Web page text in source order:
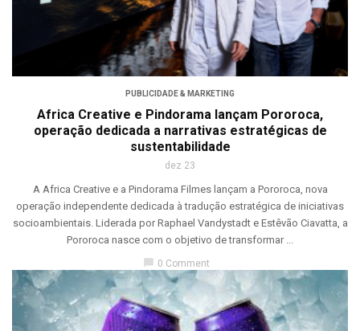
PUBLICIDADE & MARKETING
Africa Creative e Pindorama lançam Pororoca,
operação dedicada a narrativas estratégicas de
sustentabilidade
dez 23
A Africa Creative e a Pindorama Filmes lançam a Pororoca, nova
operação independente dedicada à tradução estratégica de iniciativas
socioambientais. Liderada por Raphael Vandystadt e Estêvão Ciavatta, a
Pororoca nasce com o objetivo de transformar ...
chat_bubble 0 Comment